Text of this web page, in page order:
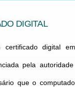
DIGITAL
certificado digital
pela
que o